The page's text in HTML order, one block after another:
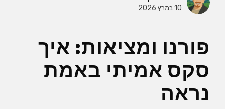
10 במרץ 2026
פורנו ומציאות: איך
סקס אמיתי באמת
נראה